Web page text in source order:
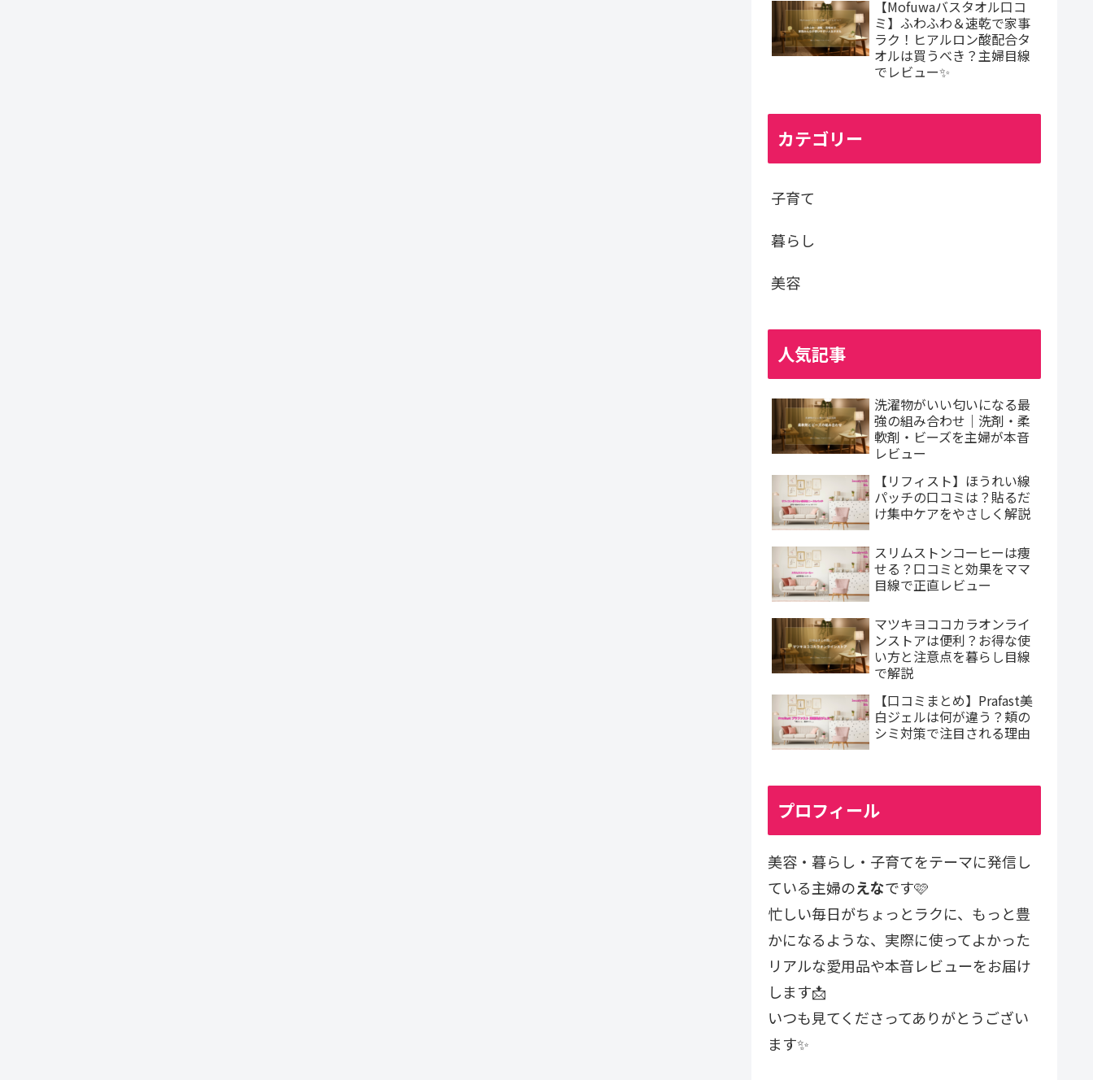
【Mofuwaバスタオル口コ
ミ】ふわふわ＆速乾で家事
ラク！ヒアルロン酸配合タ
オルは買うべき？主婦目線
でレビュー✨
カテゴリー
子育て
暮らし
美容
人気記事
洗濯物がいい匂いになる最
強の組み合わせ｜洗剤・柔
軟剤・ビーズを主婦が本音
レビュー
【リフィスト】ほうれい線
パッチの口コミは？貼るだ
け集中ケアをやさしく解説
スリムストンコーヒーは痩
せる？口コミと効果をママ
目線で正直レビュー
マツキヨココカラオンライ
ンストアは便利？お得な使
い方と注意点を暮らし目線
で解説
【口コミまとめ】Prafast美
白ジェルは何が違う？頬の
シミ対策で注目される理由
プロフィール
美容・暮らし・子育てをテーマに発信し
ている主婦のえなです🩷
忙しい毎日がちょっとラクに、もっと豊
かになるような、実際に使ってよかった
リアルな愛用品や本音レビューをお届け
します📩
いつも見てくださってありがとうござい
ます✨